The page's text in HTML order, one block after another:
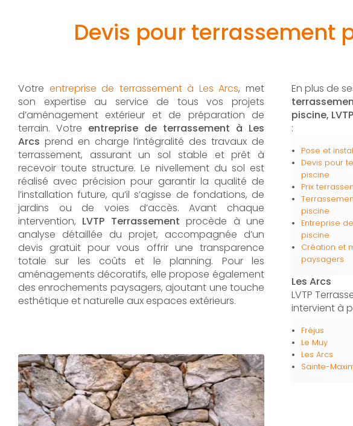
Devis pour terrassement
Votre entreprise de terrassement à Les Arcs, met
son expertise au service de tous vos projets
d’aménagement extérieur et de préparation de
terrain. Votre entreprise de terrassement à Les
Arcs prend en charge l’intégralité des travaux de
terrassement, assurant un sol stable et prêt à
recevoir toute structure. Le nivellement du sol est
réalisé avec précision pour garantir la qualité de
l’installation future, qu’il s’agisse de fondations, de
jardins ou de voies d’accès. Avant chaque
intervention, LVTP Terrassementprocède à une
analyse détaillée du projet, accompagnée d’un
devis gratuit pour vous offrir une transparence
totale sur les coûts et le planning. Pour les
aménagements décoratifs, elle propose également
des enrochements paysagers, ajoutant une touche
esthétique et naturelle aux espaces extérieurs.
En plus de
piscine,
:
Pose et
Devis pour
piscine
Prix
piscine
Entreprise
piscine
Création et
paysagers
Les Arcs
LVTP
intervient à
Fréjus
Le Muy
Les Arcs
Sainte-